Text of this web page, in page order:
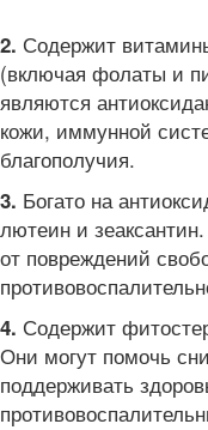
2. Содержит
(включая фолаты и
являются
кожи, иммунной
благополучия.
3. Богато на
лютеин и
от повреждений
4. Содержит
Они могут помочь
поддерживать